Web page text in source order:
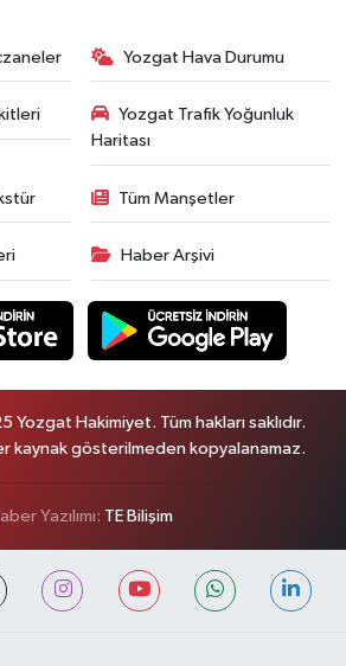
Yozgat Hava Durumu
Yozgat Trafik Yoğunluk
Haritası
Tüm Manşetler
Haber Arşivi
Yozgat Hakimiyet. Tüm hakları saklıdır.
kaynak gösterilmeden kopyalanamaz.
Yazılımı: TE Bilişim